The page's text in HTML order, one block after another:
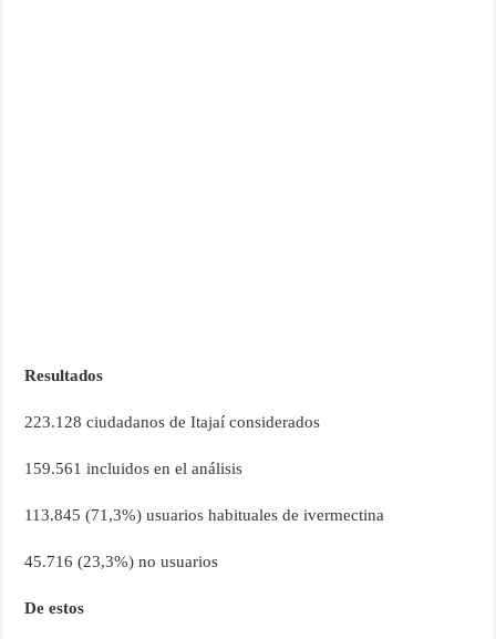
Resultados
223.128 ciudadanos de Itajaí considerados
159.561 incluidos en el análisis
113.845 (71,3%) usuarios habituales de ivermectina
45.716 (23,3%) no usuarios
De estos